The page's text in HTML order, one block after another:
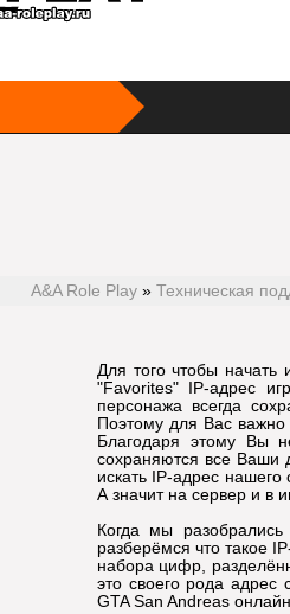
столе
Шаг 2
A&A Role Play »Техническая
Для того чтобы начать
"Favorites" IP-адрес
персонажа всегда
Поэтому для Вас важно
Благодаря этому Вы
сохраняются все Ваши
искать IP-адрес нашего
А значит на сервер и в
Когда мы
разберёмся что такое
набора цифр,
это своего рода адрес
GTA San Andreas